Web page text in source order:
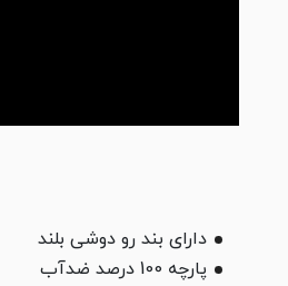
دارای بند رو دوشی بلند
پارچه 100 درصد ضدآب